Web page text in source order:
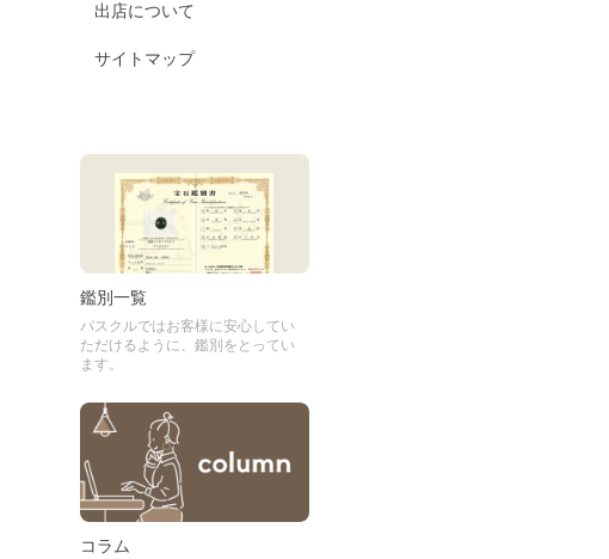
出店について
サイトマップ
鑑別一覧
パスクルではお客様に安心してい
ただけるように、鑑別をとってい
ます。
コラム